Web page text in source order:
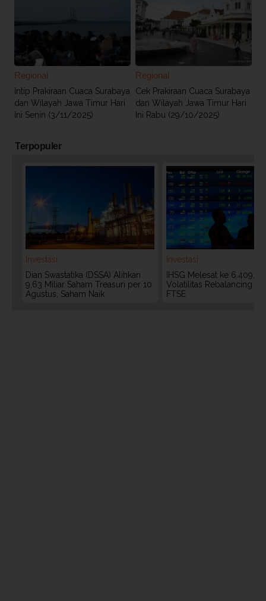
Regional
Intip Prakiraan Cuaca Surabaya
dan Wilayah Jawa Timur Hari
Ini Senin (3/11/2025)
Regional
Cek Prakiraan Cuaca Surabaya
dan Wilayah Jawa Timur Hari
Ini Rabu (29/10/2025)
Terpopuler
Investasi
Dian Swastatika (DSSA) Alihkan
9,63 Miliar Saham Treasuri per 10
Agustus, Saham Naik
Investasi
IHSG Melesat ke 6.409,
Volatilitas Rebalancing
FTSE